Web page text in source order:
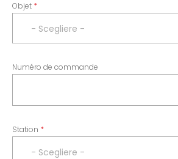
Objet
- Scegliere -
Numéro de commande
Station
- Scegliere -